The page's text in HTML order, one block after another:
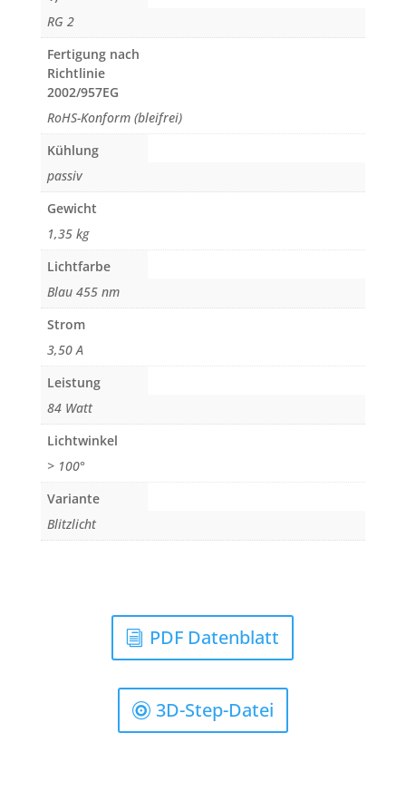
RG 2
Fertigung nach
Richtlinie
2002/957EG
RoHS-Konform (bleifrei)
Kühlung
passiv
Gewicht
1,35 kg
Lichtfarbe
Blau 455 nm
Strom
3,50 A
Leistung
84 Watt
Lichtwinkel
> 100°
Variante
Blitzlicht
PDF Datenblatt
3D-Step-Datei